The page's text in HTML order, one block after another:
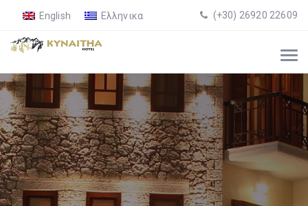
English Ελληνικα (+30) 26920 22609